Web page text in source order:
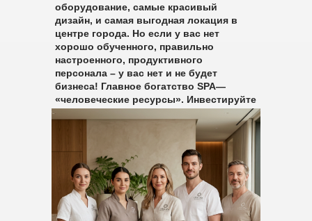
оборудование, самые красивый
дизайн, и самая выгодная локация в
центре города. Но если у вас нет
хорошо обученного, правильно
настроенного, продуктивного
персонала – у вас нет и не будет
бизнеса! Главное богатство SPA—
«человеческие ресурсы». Инвестируйте